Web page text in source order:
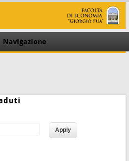
Navigazione